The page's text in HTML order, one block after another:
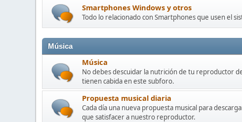
Smartphones Windows y otros
Todo lo relacionado con Smartphones que usen el
Música
Música
No debes descuidar la nutrición de tu reproductor
tienen cabida en este subforo.
Propuesta musical diaria
Cada día una nueva propuesta musical para
que satisfacer a nuestro reproductor.